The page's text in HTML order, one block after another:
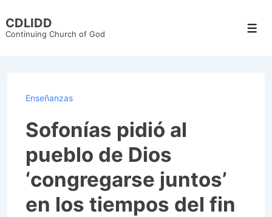
Skip
CDLIDD
Continuing Church of God
Enseñanzas
Sofonías pidió al
pueblo de Dios
‘congregarse juntos’
en los tiempos del fin